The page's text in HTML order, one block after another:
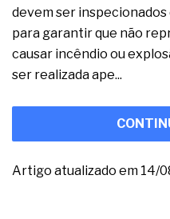
devem ser
para garantir que não
causar incêndio ou
ser realizada ape...
Artigo atualizado em 14/